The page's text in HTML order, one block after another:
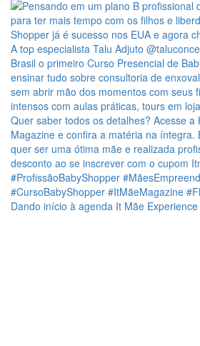
Dando início à agenda It Mãe